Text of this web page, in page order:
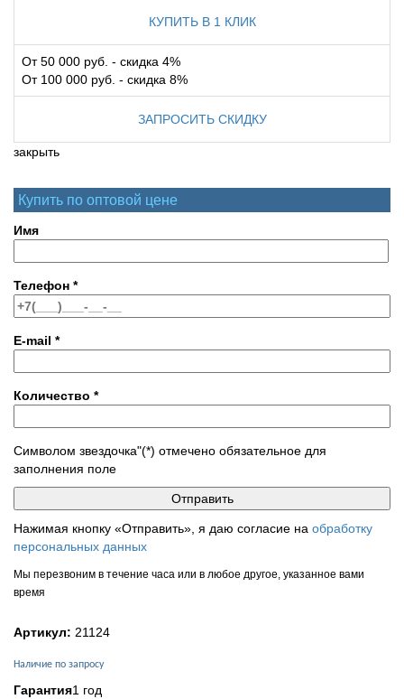
КУПИТЬ В 1 КЛИК
От 50 000 руб. - скидка 4%
От 100 000 руб. - скидка 8%
ЗАПРОСИТЬ СКИДКУ
закрыть
Купить по оптовой цене
Имя
Телефон *
E-mail *
Количество *
Символом звездочка"(*) отмечено обязательное для
заполнения поле
Нажимая кнопку «Отправить», я даю согласие на обработку
персональных данных
Мы перезвоним в течение часа или в любое другое, указанное вами
время
Артикул: 21124
Наличие по запросу
Гарантия1 год